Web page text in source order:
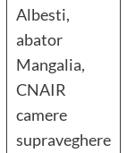
Albesti,
abator
Mangalia,
CNAIR
camere
supraveghere